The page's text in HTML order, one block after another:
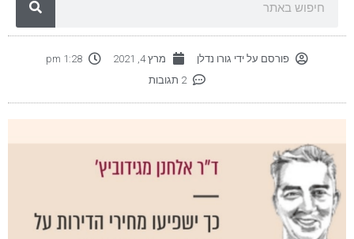
פורסם על ידי גורו נדלן מרץ 4, 2021
1:28 pm
2 תגובות